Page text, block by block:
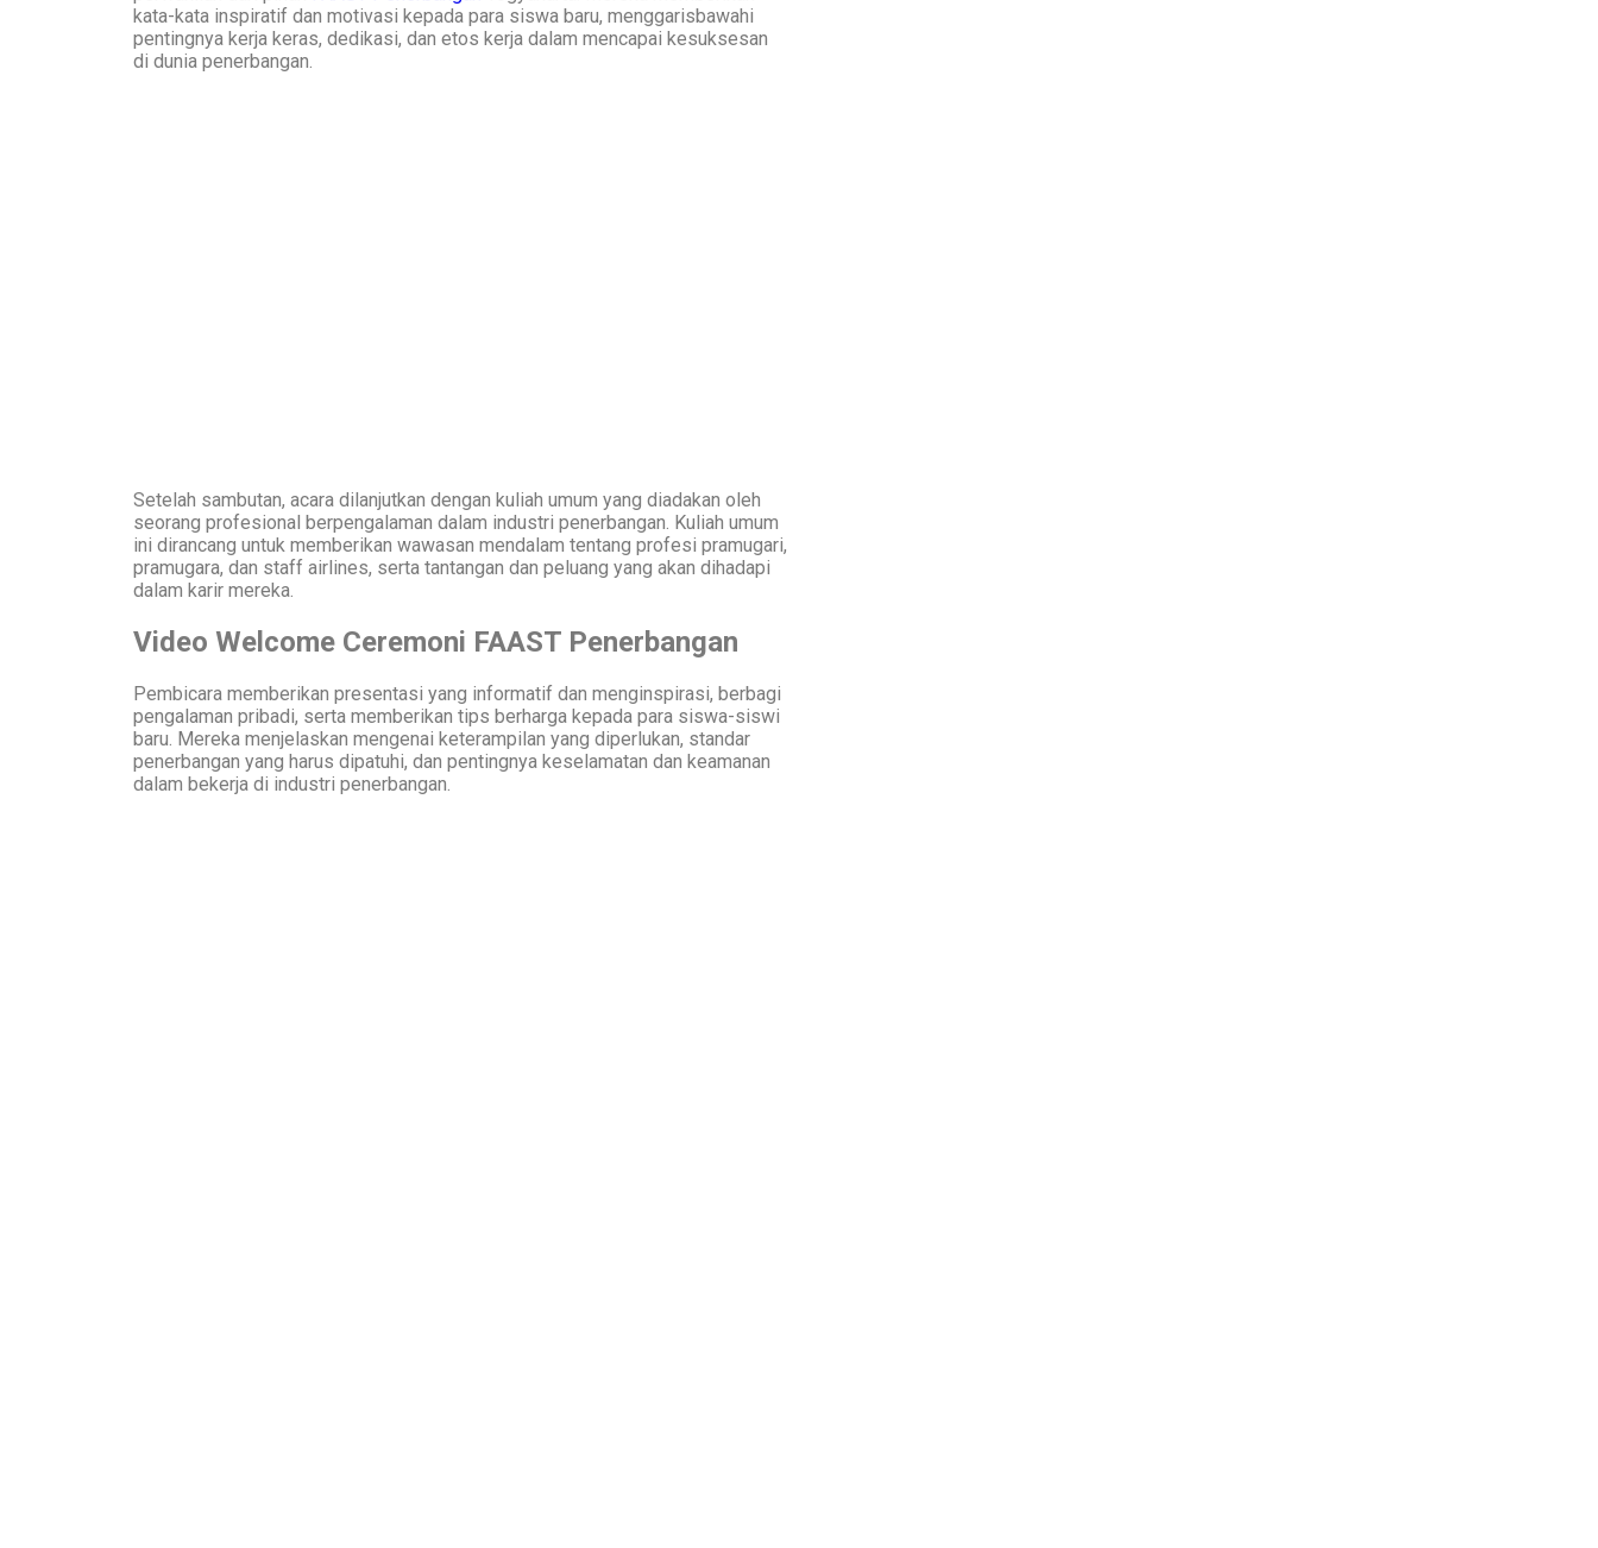
kata-kata inspiratif dan motivasi kepada para siswa baru, menggarisbawahi
pentingnya kerja keras, dedikasi, dan etos kerja dalam mencapai kesuksesan
di dunia penerbangan.
Setelah sambutan, acara dilanjutkan dengan kuliah umum yang diadakan oleh
seorang profesional berpengalaman dalam industri penerbangan. Kuliah umum
ini dirancang untuk memberikan wawasan mendalam tentang profesi pramugari,
pramugara, dan staff airlines, serta tantangan dan peluang yang akan dihadapi
dalam karir mereka.
Video Welcome Ceremoni FAAST Penerbangan
Pembicara memberikan presentasi yang informatif dan menginspirasi, berbagi
pengalaman pribadi, serta memberikan tips berharga kepada para siswa-siswi
baru. Mereka menjelaskan mengenai keterampilan yang diperlukan, standar
penerbangan yang harus dipatuhi, dan pentingnya keselamatan dan keamanan
dalam bekerja di industri penerbangan.